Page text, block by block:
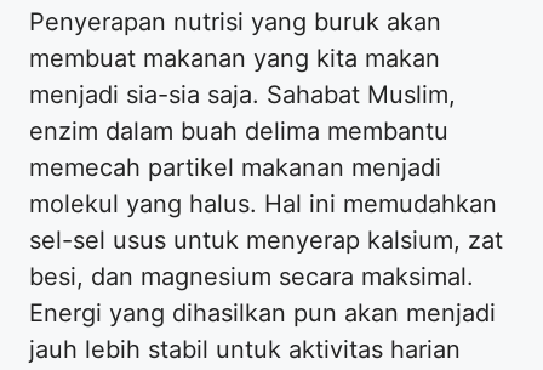
Penyerapan nutrisi yang buruk akan
membuat makanan yang kita makan
menjadi sia-sia saja. Sahabat Muslim,
enzim dalam buah delima membantu
memecah partikel makanan menjadi
molekul yang halus. Hal ini memudahkan
sel-sel usus untuk menyerap kalsium, zat
besi, dan magnesium secara maksimal.
Energi yang dihasilkan pun akan menjadi
jauh lebih stabil untuk aktivitas harian